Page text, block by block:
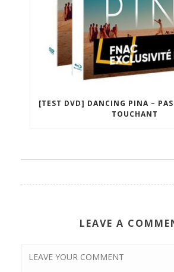
[TEST DVD] DANCING PINA –
TOUCHANT
LEAVE A